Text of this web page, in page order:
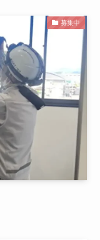
募集中